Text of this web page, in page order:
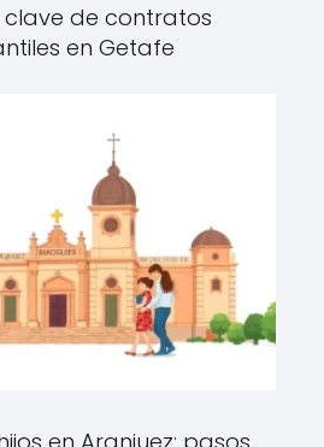
clave de contratos
en Getafe